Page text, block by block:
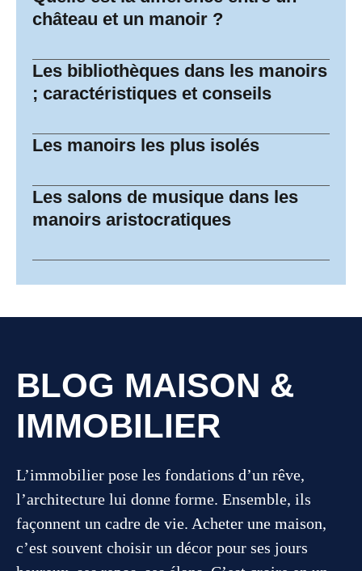
château et un manoir ?
Les bibliothèques dans les manoirs
; caractéristiques et conseils
Les manoirs les plus isolés
Les salons de musique dans les
manoirs aristocratiques
BLOG MAISON &
IMMOBILIER
L’immobilier pose les fondations d’un rêve,
l’architecture lui donne forme. Ensemble, ils
façonnent un cadre de vie. Acheter une maison,
c’est souvent choisir un décor pour ses jours